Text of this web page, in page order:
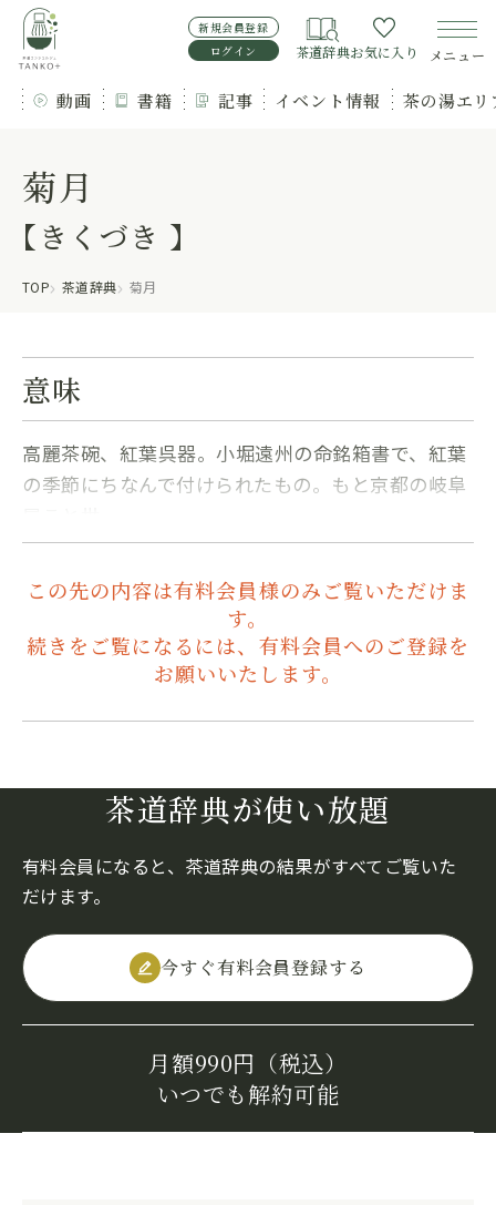
新規会員登録
ログイン
茶道辞典お気に入り メニュー
動画 書籍 記事 イベント情報 茶の湯エ
菊月
【きくづき 】
TOP 茶道辞典 菊月
意味
高麗茶碗、紅葉呉器。小堀遠州の命銘箱書で、紅葉
の季節にちなんで付けられたもの。もと京都の岐阜
この先の内容は有料会員様のみご覧いただけま
す。
続きをご覧になるには、有料会員へのご登録を
お願いいたします。
茶道辞典が使い放題
有料会員になると、茶道辞典の結果がすべてご覧いた
だけます。
今すぐ有料会員登録する
月額990円（税込）
いつでも解約可能